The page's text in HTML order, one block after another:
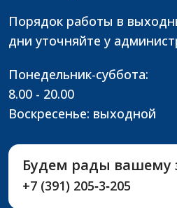
Порядок работы в
дни уточняйте у
Понедельник-суббота:
8.00 - 20.00
Воскресенье: выходной
Будем рады вашему
+7 (391) 205‑3‑205